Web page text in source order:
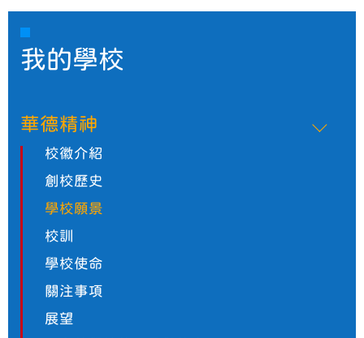
我的學校
華德精神
校徽介紹
創校歷史
學校願景
校訓
學校使命
關注事項
展望